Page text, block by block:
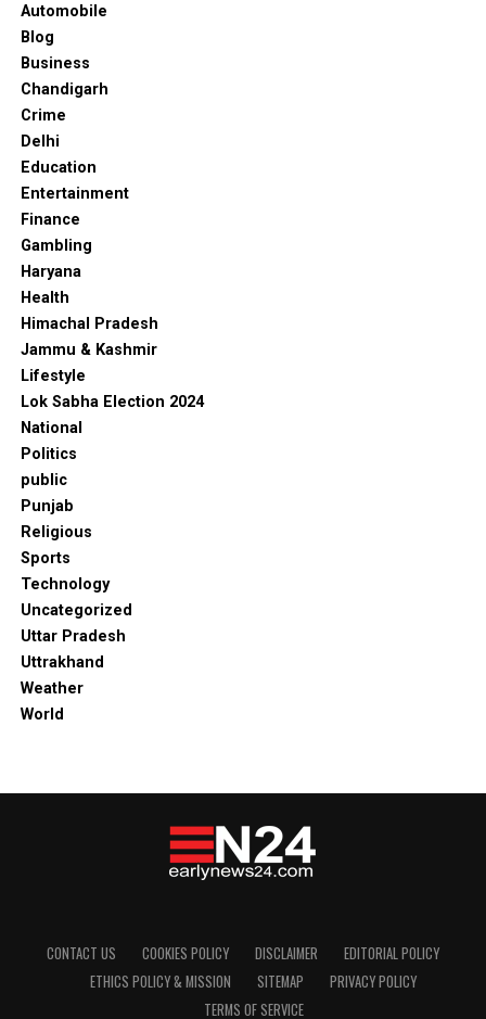
Automobile
Blog
Business
Chandigarh
Crime
Delhi
Education
Entertainment
Finance
Gambling
Haryana
Health
Himachal Pradesh
Jammu & Kashmir
Lifestyle
Lok Sabha Election 2024
National
Politics
public
Punjab
Religious
Sports
Technology
Uncategorized
Uttar Pradesh
Uttrakhand
Weather
World
CONTACT US COOKIES POLICY DISCLAIMER
EDITORIAL POLICY
ETHICS POLICY & MISSION
SITEMAP
PRIVACY POLICY
TERMS OF SERVICE